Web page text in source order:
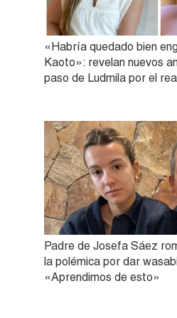
«Habría quedado bien
Kaoto»: revelan nuevos
paso de Ludmila por el
Padre de Josefa Sáez
la polémica por dar
«Aprendimos de esto»